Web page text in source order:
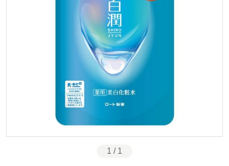
1 / 1